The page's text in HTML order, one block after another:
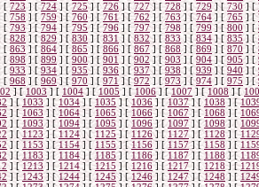
[ 723 ] [724 ] [725] [ 726] [727] [ 728] [729 ] [ 730 ] [
[ 758 ] [759] [ 760 ] [ 761] [762 ] [763] [764 ] [ 765 ] [
[ 793] [794 ] [ 795] [796 ] [ 797] [798 ] [ 799] [800] [
[ 828 ] [829 ] [830 ] [831 ] [832] [ 833 ] [834 ] [ 835] [
[ 863] [ 864] [865 ] [ 866] [ 867 ] [868] [869] [870 ] [
[898] [ 899 ] [900] [ 901 ] [902 ] [903 ] [ 904] [905] [
[ 933] [934] [ 935] [ 936] [937] [ 938 ] [939] [940] [
[ 968 ] [969] [970 ] [ 971] [972] [973] [974 ] [ 975 ] [
] [1003 ] [ 1004] [1005 ] [1006] [1007 ] [ 1008] [
] [ 1033 ] [ 1034] [1035 ] [1036 ] [1037] [1038] [
] [1063 ] [1064 ] [ 1065] [1066] [ 1067] [1068 ] [
] [1093] [ 1094 ] [1095 ] [1096] [1097] [1098] [
] [1123] [ 1124] [ 1125] [ 1126] [ 1127 ] [1128] [
] [1153] [1154 ] [ 1155] [1156] [ 1157] [1158 ] [
] [1183 ] [ 1184] [ 1185] [1186] [1187 ] [ 1188 ] [
] [1213 ] [ 1214] [1215 ] [ 1216] [1217] [ 1218] [
] [1243] [1244 ] [ 1245] [1246] [1247] [1248 ] [